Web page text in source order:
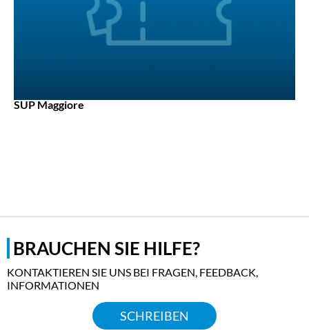
SUP Maggiore
BRAUCHEN SIE HILFE?
KONTAKTIEREN SIE UNS BEI FRAGEN, FEEDBACK,
INFORMATIONEN
SCHREIBEN